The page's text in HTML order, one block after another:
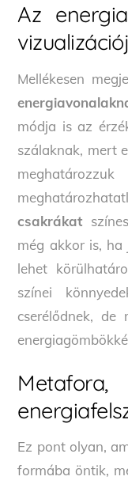
Az
Mellékesen
módja is az
szálaknak, mert
csakrákat
még akkor is, ha
lehet
színei
cserélődnek,
Ez pont olyan,
formába öntik,